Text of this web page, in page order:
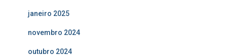
janeiro 2025
novembro 2024
outubro 2024